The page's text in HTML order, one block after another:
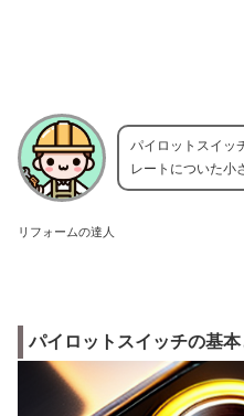
リフォームの達人
パイロットスイッ
レートについた小
パイロットスイッチの基